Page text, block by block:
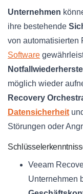
Unternehmen
ihre bestehende
von automatisierten
Software
möglich wieder
Recovery
Datensicherheit
Störungen oder
Veeam
Unternehmen